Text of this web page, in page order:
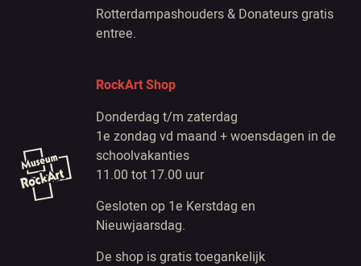
Rotterdampashouders & Donateurs gratis
entree.
RockArt Shop
Donderdag t/m zaterdag
1e zondag vd maand + woensdagen in de
schoolvakanties
11.00 tot 17.00 uur
Gesloten op 1e Kerstdag en
Nieuwjaarsdag.
De shop is gratis toegankelijk